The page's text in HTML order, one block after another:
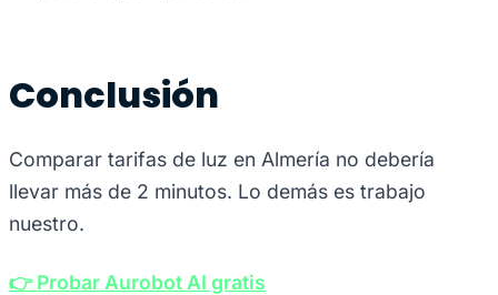
Conclusión
Comparar tarifas de luz en Almería no debería
llevar más de 2 minutos. Lo demás es trabajo
nuestro.
👉 Probar Aurobot AI gratis